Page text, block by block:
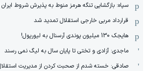
سپاه: بازگشایی تنگه هرمز منوط به پذیرش شروط
قرارداد مربی خارجی استقلال تمدید شد
هایجک 130 میلیون پوندی آرسنال به لیورپول!
ماجدی: آزادی و تختی تا پایان سال به لیگ نمی رسند
صادقی: خسته شدم از صحبت کردن از مدیریت